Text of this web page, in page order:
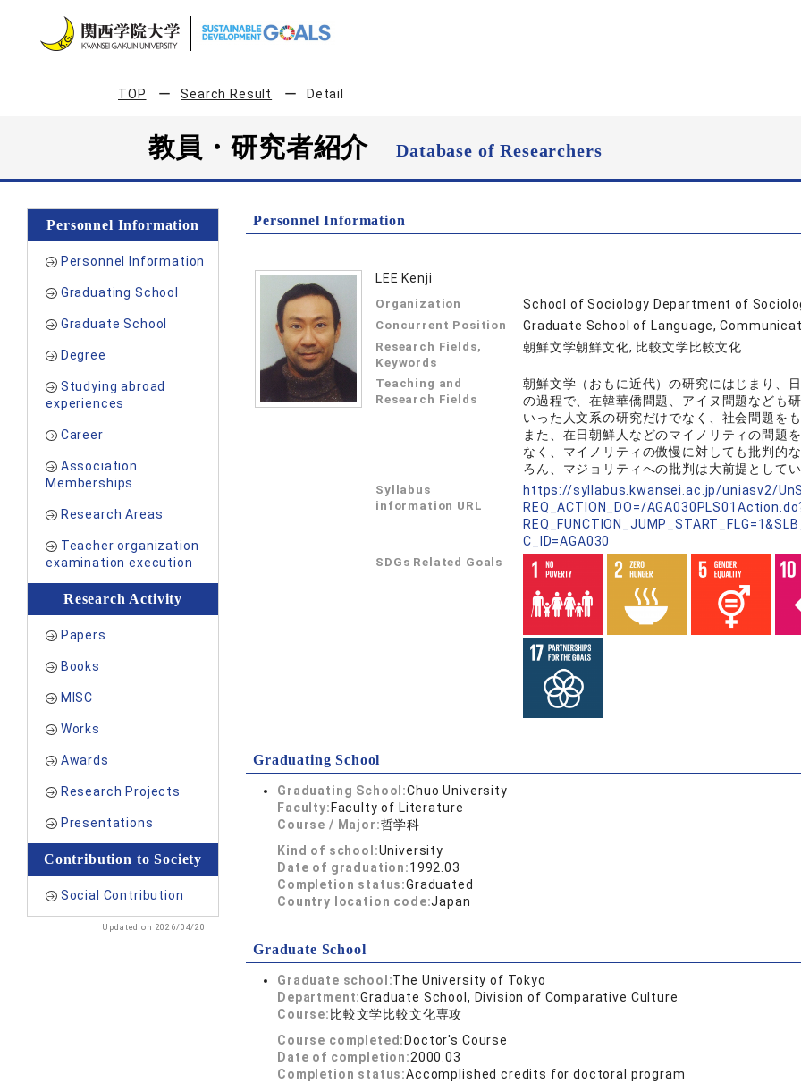
TOP Search Result Detail
教員・研究者紹介Database of Researchers
Personnel Information
Personnel Information
Graduating School
Graduate School
Degree
Studying abroad
experiences
Career
Association
Memberships
Research Areas
Teacher organization
examination execution
Research Activity
Papers
Books
MISC
Works
Awards
Research Projects
Presentations
Contribution to Society
Social Contribution
Updated on 2026/04/20
Personnel Information
LEE Kenji
Organization School of Sociology Department of
Concurrent Position Graduate School of Language,
Research Fields,
Keywords
朝鮮文学朝鮮文化, 比較文学比較文化
Teaching and
Research Fields
朝鮮文学（おもに近代）の研究にはじまり、
の過程で、在韓華僑問題、アイヌ問題なども
いった人文系の研究だけでなく、社会問題を
また、在日朝鮮人などのマイノリティの問題
なく、マイノリティの傲慢に対しても批判的
ろん、マジョリティへの批判は大前提として
Syllabus
information URL
https://syllabus.kwansei.ac.jp/uniasv2/
REQ_ACTION_DO=/
C_ID=AGA030
SDGs Related Goals
Graduating School
Graduating School:Chuo University
Faculty: Faculty of Literature
Course / Major:哲学科
Kind of school:University
Date of graduation:1992.03
Completion status:Graduated
Country location code:Japan
Graduate School
Graduate school:The University of Tokyo
Department:Graduate School, Division of Comparative Culture
Course: 比較文学比較文化専攻
Course completed: Doctor's Course
Date of completion:2000.03
Completion status:Accomplished credits for doctoral program